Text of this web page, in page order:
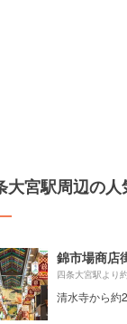
大宮駅周辺の人
錦市場商店
四条大宮駅より
清水寺から約